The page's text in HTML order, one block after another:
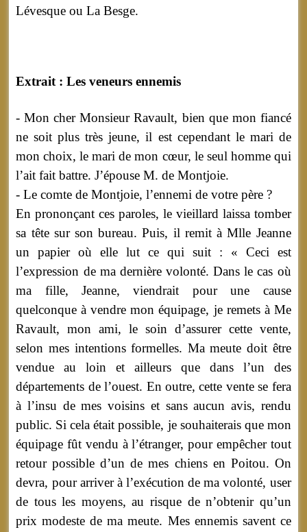
Lévesque ou La Besge.
Extrait : Les veneurs ennemis
- Mon cher Monsieur Ravault, bien que mon fiancé
ne soit plus très jeune, il est cependant le mari de
mon choix, le mari de mon cœur, le seul homme qui
l’ait fait battre. J’épouse M. de Montjoie.
- Le comte de Montjoie, l’ennemi de votre père ?
En prononçant ces paroles, le vieillard laissa tomber
sa tête sur son bureau. Puis, il remit à Mlle Jeanne
un papier où elle lut ce qui suit : « Ceci est
l’expression de ma dernière volonté. Dans le cas où
ma fille, Jeanne, viendrait pour une cause
quelconque à vendre mon équipage, je remets à Me
Ravault, mon ami, le soin d’assurer cette vente,
selon mes intentions formelles. Ma meute doit être
vendue au loin et ailleurs que dans l’un des
départements de l’ouest. En outre, cette vente se fera
à l’insu de mes voisins et sans aucun avis, rendu
public. Si cela était possible, je souhaiterais que mon
équipage fût vendu à l’étranger, pour empêcher tout
retour possible d’un de mes chiens en Poitou. On
devra, pour arriver à l’exécution de ma volonté, user
de tous les moyens, au risque de n’obtenir qu’un
prix modeste de ma meute. Mes ennemis savent ce